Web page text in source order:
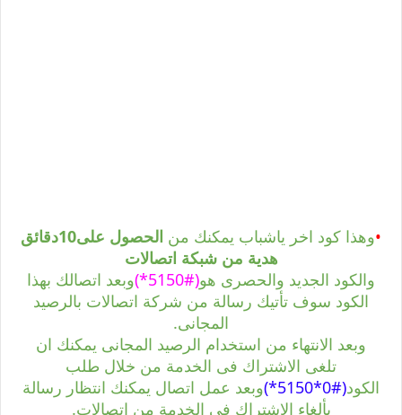
•وهذا كود اخر ياشباب يمكنك من
الحصول على10دقائق
هدية من شبكة اتصالات
والكود الجديد والحصرى هو(#5150*)
وبعد اتصالك بهذا
الكود سوف تأتيك رسالة من شركة اتصالات بالرصيد
المجانى.
وبعد الانتهاء من استخدام الرصيد المجانى يمكنك ان
تلغى الاشتراك فى الخدمة من خلال طلب
الكود(#0*5150*)
وبعد عمل اتصال يمكنك انتظار رسالة
بألغاء الاشتراك فى الخدمة من اتصالات.